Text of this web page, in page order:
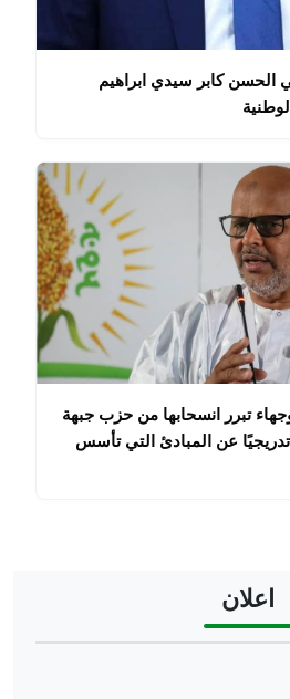
الحسن كابر سيدي ابراهيم
تبرر انسحابها من حزب جبهة
تدريجيًا عن المبادئ التي تأسس
اعلان